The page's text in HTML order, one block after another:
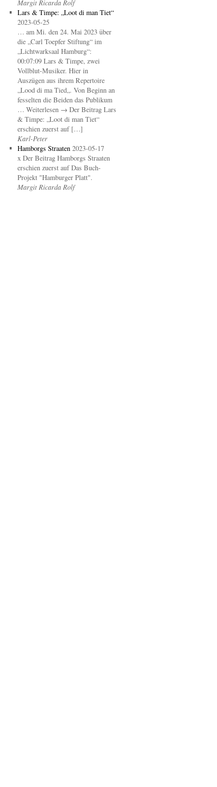
Margit Ricarda Rolf
Lars & Timpe: „Loot di man Tiet“
2023-05-25
… am Mi. den 24. Mai 2023 über
die „Carl Toepfer Stiftung“ im
„Lichtwarksaal Hamburg“:
00:07:09 Lars & Timpe, zwei
Vollblut-Musiker. Hier in
Auszügen aus ihrem Repertoire
„Lood di ma Tied„. Von Beginn an
fesselten die Beiden das Publikum
… Weiterlesen → Der Beitrag Lars
& Timpe: „Loot di man Tiet“
erschien zuerst auf […]
Karl-Peter
Hamborgs Straaten 2023-05-17
x Der Beitrag Hamborgs Straaten
erschien zuerst auf Das Buch-
Projekt "Hamburger Platt".
Margit Ricarda Rolf